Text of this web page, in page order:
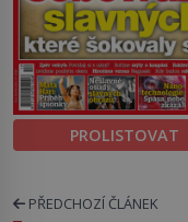
PROLISTOVAT
PŘEDCHOZÍ ČLÁNEK